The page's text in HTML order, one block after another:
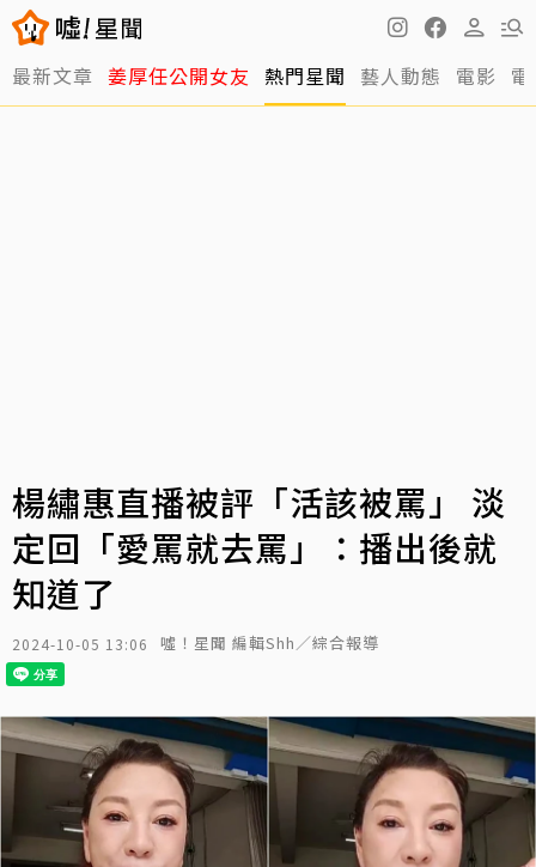
最新文章 姜厚任公開女友 熱門星聞 藝人動態 電影
楊繡惠直播被評「活該被罵」 淡
定回「愛罵就去罵」：播出後就
知道了
2024-10-05 13:06 噓！星聞 編輯Shh／綜合報導